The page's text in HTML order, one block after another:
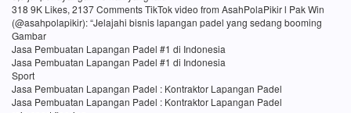
318 9K Likes, 2137 Comments TikTok video from AsahPolaPikir l Pak Win
(@asahpolapikir): “Jelajahi bisnis lapangan padel yang sedang booming
Gambar
Jasa Pembuatan Lapangan Padel #1 di Indonesia
Jasa Pembuatan Lapangan Padel #1 di Indonesia
Sport
Jasa Pembuatan Lapangan Padel : Kontraktor Lapangan Padel
Jasa Pembuatan Lapangan Padel : Kontraktor Lapangan Padel